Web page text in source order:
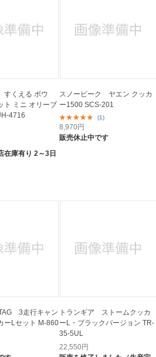
くえる ボウ
ト ミニ オリーブ
4716
在庫有り 2～3日
スノーピーク ヤエン クッカ
ー1500 SCS-201
(1)
8,970円
販売休止中です
3走行キャン
ーLセット M-860
トランギア ストームクッカ
ーL・ブラックバージョン TR-
35-5UL
22,550円